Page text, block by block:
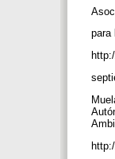
para